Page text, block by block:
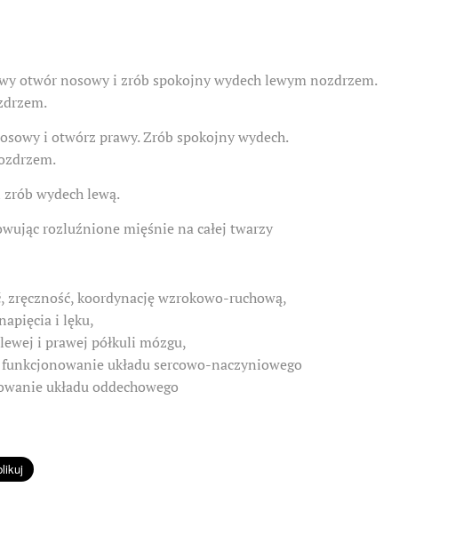
otwór nosowy i zrób spokojny wydech lewym nozdrzem.
i otwórz prawy. Zrób spokojny wydech.
wydech lewą.
rozluźnione mięśnie na całej twarzy
zręczność, koordynację wzrokowo-ruchową,
i lęku,
i prawej półkuli mózgu,
układu sercowo-naczyniowego
układu oddechowego